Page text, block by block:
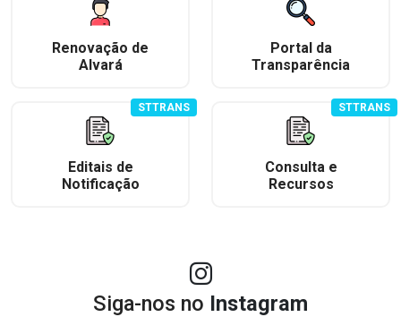
Renovação de
Alvará
Portal da
Transparência
Editais de
Notificação
STTRANS
Consulta e
Recursos
STTRANS
Siga-nos no Instagram